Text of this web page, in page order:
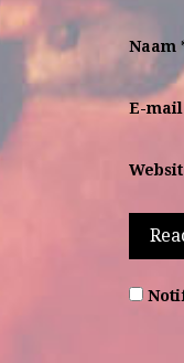
Naam
E-mail